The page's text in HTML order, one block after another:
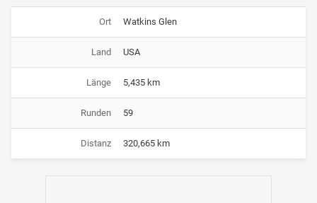
Ort Watkins Glen
Land USA
Länge 5,435 km
Runden 59
Distanz 320,665 km